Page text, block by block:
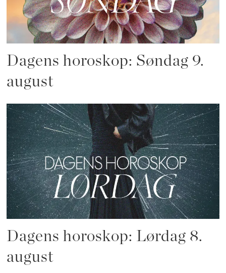
Dagens horoskop: Søndag 9.
august
Dagens horoskop: Lørdag 8.
august